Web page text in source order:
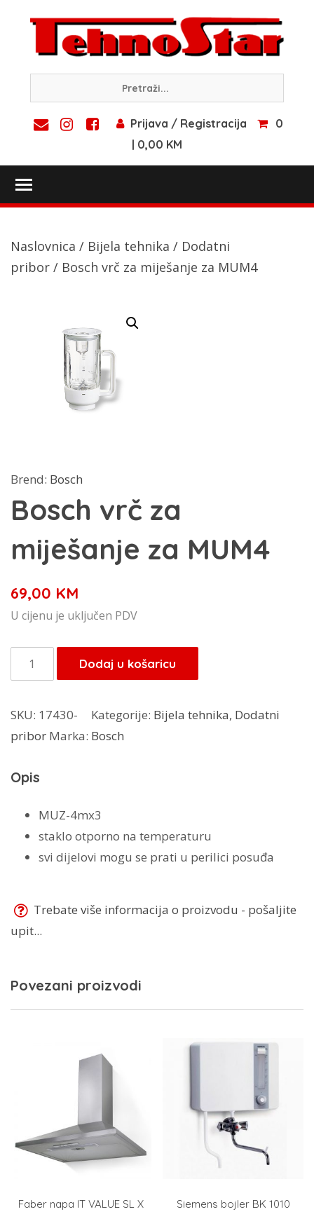
content
Prijava / Registracija
0
| 0,00 KM
Naslovnica / Bijela tehnika / Dodatni
pribor / Bosch vrč za miješanje za MUM4
Brend: Bosch
Bosch vrč za
miješanje za MUM4
69,00 KM
U cijenu je uključen PDV
Bosch
vrč
miješanje
za
količina
Dodaj u košaricu
SKU: 17430- Kategorije: Bijela tehnika, Dodatni
pribor Marka: Bosch
Opis
MUZ-4mx3
staklo otporno na temperaturu
svi dijelovi mogu se prati u perilici posuđa
Trebate više informacija o proizvodu - pošaljite
upit...
Povezani proizvodi
Faber napa IT VALUE SL X
Siemens bojler BK 1010